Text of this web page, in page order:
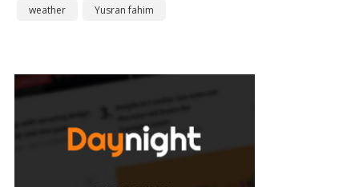
weather
Yusran fahim